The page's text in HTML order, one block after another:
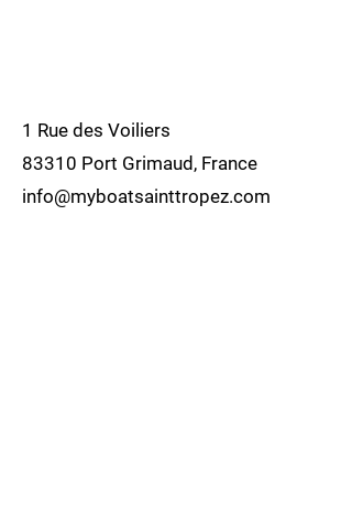
1 Rue des Voiliers
83310 Port Grimaud, France
info@myboatsainttropez.com